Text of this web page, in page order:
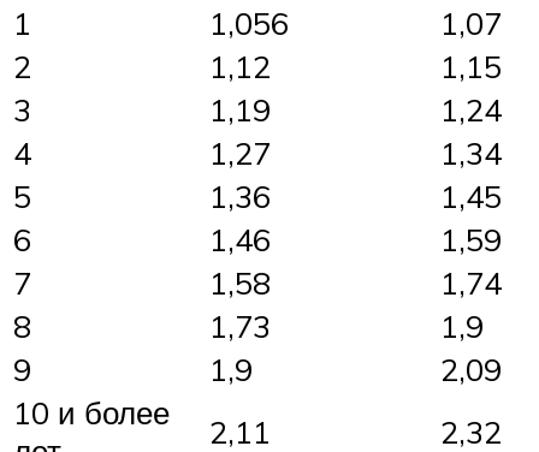
1 1,056
1,07
2
1,12
1,15
3
1,19
1,24
4
1,27
1,34
5
1,36
1,45
6
1,46
1,59
7
1,58
1,74
8
1,73
1,9
9
1,9
2,09
10 и более
2,11 2,32